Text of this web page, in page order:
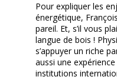
Pour expliquer les
énergétique,
pareil. Et, s’il vous
langue de bois !
s’appuyer un riche
aussi une
institutions